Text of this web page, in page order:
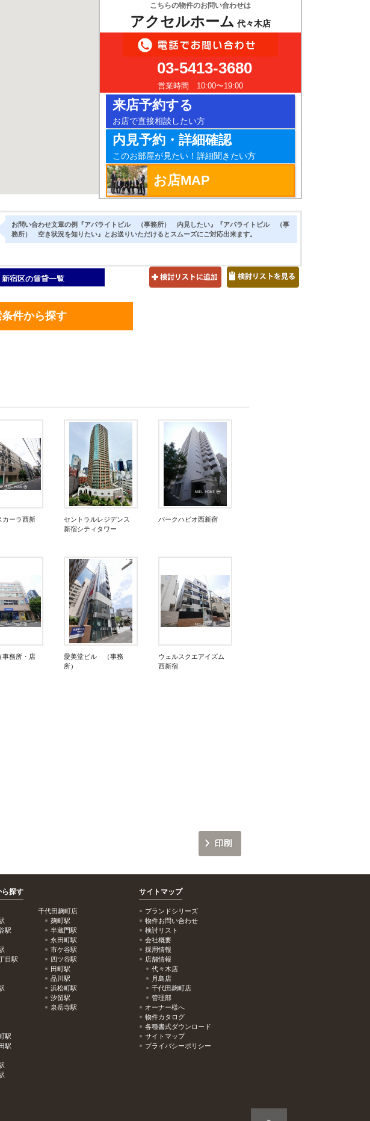
こちらの物件のお問い合わせは
アクセルホーム 代々木店
03-5413-3680
営業時間 10:00〜19:00
来店予約する
お店で直接相談したい方
内見予約・詳細確認
このお部屋が見たい！詳細聞きたい方
お店MAP
お問い合わせ文章の例『アパライトビル （事務所） 内見したい』『アパライトビル （事
務所） 空き状況を知りたい』とお送りいただけるとスムーズにご対応出来ます。
新宿区の賃貸一覧
件から探す
カーラ西新
セントラルレジデンス
新宿シティタワー
パークハビオ西新宿
務所・店
愛美堂ビル （事務
所）
ウェルスクエアイズム
西新宿
ら探す
駅
目駅
駅
駅
千代田麹町店
麹町駅
半蔵門駅
永田町駅
市ケ谷駅
四ツ谷駅
田町駅
品川駅
浜松町駅
汐留駅
泉岳寺駅
サイトマップ
ブランドシリーズ
物件お問い合わせ
検討リスト
会社概要
採用情報
店舗情報
代々木店
月島店
千代田麹町店
管理部
オーナー様へ
物件カタログ
各種書式ダウンロード
サイトマップ
プライバシーポリシー